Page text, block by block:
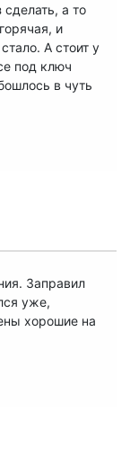
а то
и
А стоит у
под ключ
в чуть
Заправил
уже,
хорошие на